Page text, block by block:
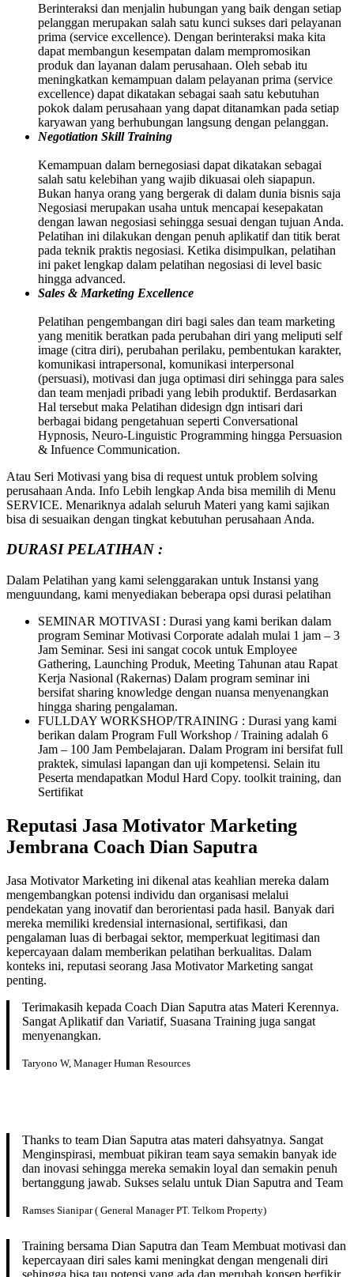
Berinteraksi dan menjalin hubungan yang baik dengan setiap
pelanggan merupakan salah satu kunci sukses dari pelayanan
prima (service excellence). Dengan berinteraksi maka kita
dapat membangun kesempatan dalam mempromosikan
produk dan layanan dalam perusahaan. Oleh sebab itu
meningkatkan kemampuan dalam pelayanan prima (service
excellence) dapat dikatakan sebagai saah satu kebutuhan
pokok dalam perusahaan yang dapat ditanamkan pada setiap
karyawan yang berhubungan langsung dengan pelanggan.
Negotiation Skill Training
Kemampuan dalam bernegosiasi dapat dikatakan sebagai
salah satu kelebihan yang wajib dikuasai oleh siapapun.
Bukan hanya orang yang bergerak di dalam dunia bisnis saja
Negosiasi merupakan usaha untuk mencapai kesepakatan
dengan lawan negosiasi sehingga sesuai dengan tujuan Anda.
Pelatihan ini dilakukan dengan penuh aplikatif dan titik berat
pada teknik praktis negosiasi. Ketika disimpulkan, pelatihan
ini paket lengkap dalam pelatihan negosiasi di level basic
hingga advanced.
Sales & Marketing Excellence
Pelatihan pengembangan diri bagi sales dan team marketing
yang menitik beratkan pada perubahan diri yang meliputi self
image (citra diri), perubahan perilaku, pembentukan karakter,
komunikasi intrapersonal, komunikasi interpersonal
(persuasi), motivasi dan juga optimasi diri sehingga para sales
dan team menjadi pribadi yang lebih produktif. Berdasarkan
Hal tersebut maka Pelatihan didesign dgn intisari dari
berbagai bidang pengetahuan seperti Conversational
Hypnosis, Neuro-Linguistic Programming hingga Persuasion
& Infuence Communication.
Atau Seri Motivasi yang bisa di request untuk problem solving
perusahaan Anda. Info Lebih lengkap Anda bisa memilih di Menu
SERVICE. Menariknya adalah seluruh Materi yang kami sajikan
bisa di sesuaikan dengan tingkat kebutuhan perusahaan Anda.
DURASI PELATIHAN :
Dalam Pelatihan yang kami selenggarakan untuk Instansi yang
menguundang, kami menyediakan beberapa opsi durasi pelatihan
SEMINAR MOTIVASI : Durasi yang kami berikan dalam
program Seminar Motivasi Corporate adalah mulai 1 jam – 3
Jam Seminar. Sesi ini sangat cocok untuk Employee
Gathering, Launching Produk, Meeting Tahunan atau Rapat
Kerja Nasional (Rakernas) Dalam program seminar ini
bersifat sharing knowledge dengan nuansa menyenangkan
hingga sharing pengalaman.
FULLDAY WORKSHOP/TRAINING : Durasi yang kami
berikan dalam Program Full Workshop / Training adalah 6
Jam – 100 Jam Pembelajaran. Dalam Program ini bersifat full
praktek, simulasi lapangan dan uji kompetensi. Selain itu
Peserta mendapatkan Modul Hard Copy. toolkit training, dan
Sertifikat
Reputasi Jasa Motivator Marketing
Jembrana Coach Dian Saputra
Jasa Motivator Marketing ini dikenal atas keahlian mereka dalam
mengembangkan potensi individu dan organisasi melalui
pendekatan yang inovatif dan berorientasi pada hasil. Banyak dari
mereka memiliki kredensial internasional, sertifikasi, dan
pengalaman luas di berbagai sektor, memperkuat legitimasi dan
kepercayaan dalam memberikan pelatihan berkualitas. Dalam
konteks ini, reputasi seorang Jasa Motivator Marketing sangat
penting.
Terimakasih kepada Coach Dian Saputra atas Materi Kerennya.
Sangat Aplikatif dan Variatif, Suasana Training juga sangat
menyenangkan.
Taryono W, Manager Human Resources
Thanks to team Dian Saputra atas materi dahsyatnya. Sangat
Menginspirasi, membuat pikiran team saya semakin banyak ide
dan inovasi sehingga mereka semakin loyal dan semakin penuh
bertanggung jawab. Sukses selalu untuk Dian Saputra and Team
Ramses Sianipar ( General Manager PT. Telkom Property)
Training bersama Dian Saputra dan Team Membuat motivasi dan
kepercayaan diri sales kami meningkat dengan mengenali diri
sehingga bisa tau potensi yang ada dan merubah konsep berfikir